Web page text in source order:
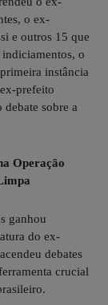
o ex-
e outros 15 que
o
instância
prefeito
debate sobre a
Operação
ganhou
do ex-
debates
crucial